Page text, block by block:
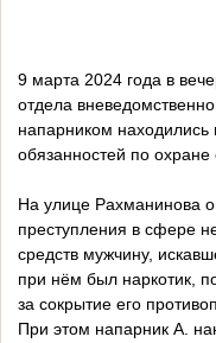
9 марта 2024 года в
отдела
напарником
обязанностей по охране
На улице Рахманинова
преступления в сфере
средств мужчину,
при нём был наркотик,
за сокрытие его
При этом напарник А.